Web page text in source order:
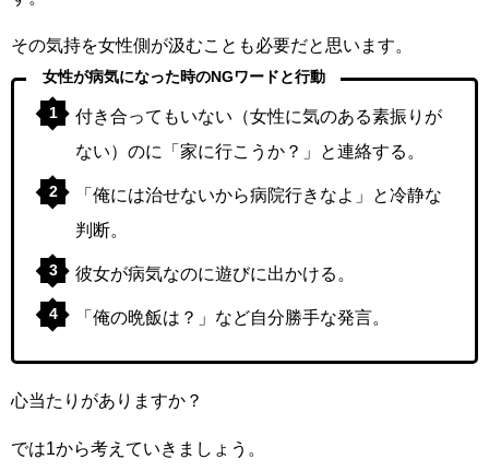
その気持を女性側が汲むことも必要だと思います。
女性が病気になった時のNGワードと行動
付き合ってもいない（女性に気のある素振りが
ない）のに「家に行こうか？」と連絡する。
「俺には治せないから病院行きなよ」と冷静な
判断。
彼女が病気なのに遊びに出かける。
「俺の晩飯は？」など自分勝手な発言。
心当たりがありますか？
では1から考えていきましょう。